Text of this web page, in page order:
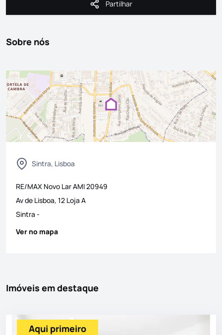
Partilhar
Partilhar
Sobre nós
Sintra, Lisboa
RE/MAX Novo LarAMI20949
Av de Lisboa, 12 Loja A
Sintra -
Ver no mapa
Imóveis em destaque
Aqui primeiro